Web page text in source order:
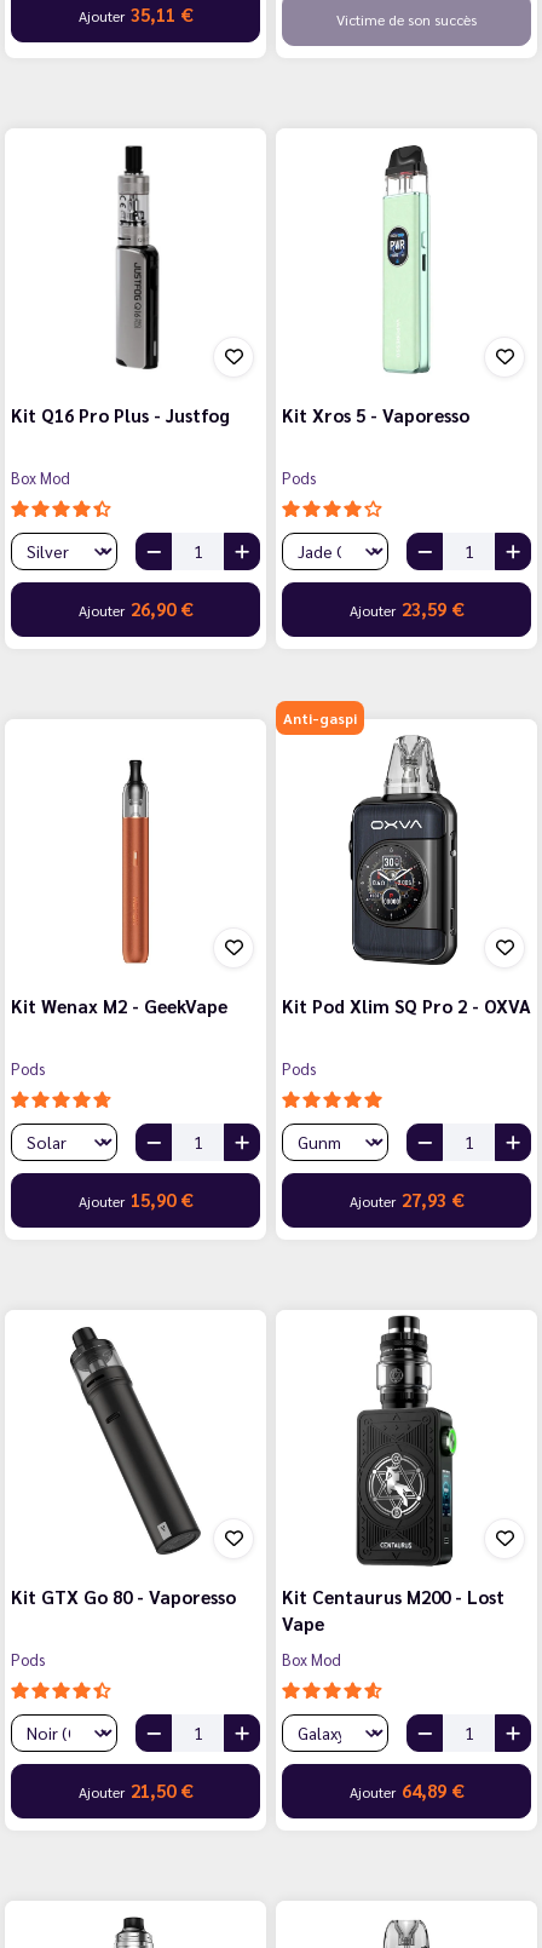
Ajouter 35,11 € Victime de son succès
Kit Q16 Pro Plus - Justfog
Box Mod
Ajouter 26,90 €
Kit Xros 5 - Vaporesso
Pods
Ajouter 23,59 €
Kit Wenax M2 - GeekVape
Pods
Ajouter 15,90 €
Anti-gaspi
Kit Pod Xlim SQ Pro 2 - OXVA
Pods
Ajouter 27,93 €
Kit GTX Go 80 - Vaporesso
Pods
Ajouter 21,50 €
Kit Centaurus M200 - Lost
Vape
Box Mod
Ajouter 64,89 €